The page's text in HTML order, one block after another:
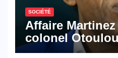
SOCIÉTÉ
Affaire
colonel
croisé des